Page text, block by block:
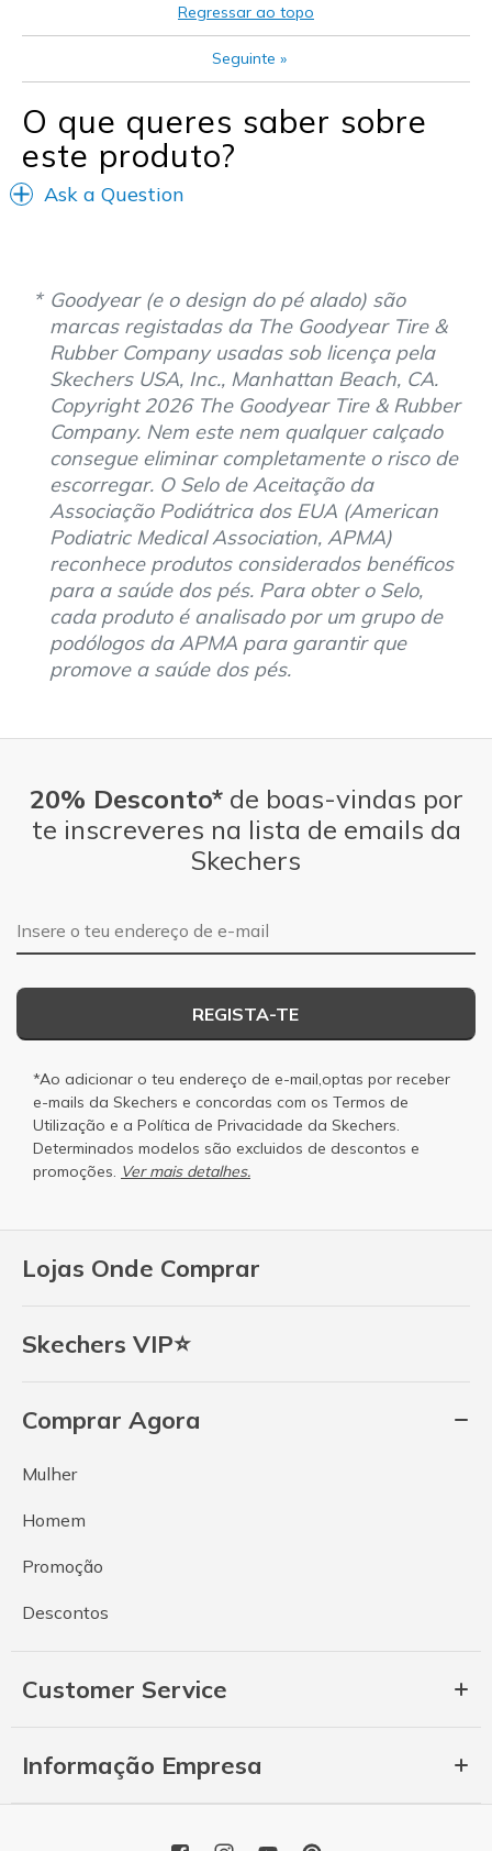
Feels true to size
Regressar ao topo
Seguinte »
O que queres saber sobre
este produto?
Ask a Question
Goodyear (e o design do pé alado) são
marcas registadas da The Goodyear Tire &
Rubber Company usadas sob licença pela
Skechers USA, Inc., Manhattan Beach, CA.
Copyright 2026 The Goodyear Tire & Rubber
Company. Nem este nem qualquer calçado
consegue eliminar completamente o risco de
escorregar. O Selo de Aceitação da
Associação Podiátrica dos EUA (American
Podiatric Medical Association, APMA)
reconhece produtos considerados benéficos
para a saúde dos pés. Para obter o Selo,
cada produto é analisado por um grupo de
podólogos da APMA para garantir que
promove a saúde dos pés.
Lojas Onde Comprar
Skechers VIP⭐
Comprar Agora
Mulher
Homem
Promoção
Descontos
Customer Service
Informação Empresa
20% Desconto*de boas-vindas por
te inscreveres na lista de emails da
Skechers
Endereço de e-mail
REGISTA-TE
*Ao adicionar o teu endereço de e-mail,optas por receber
e-mails da Skechers e concordas com os Termos de
Utilização e a Política de Privacidade da Skechers.
Determinados modelos são excluidos de descontos e
promoções. Ver mais detalhes.